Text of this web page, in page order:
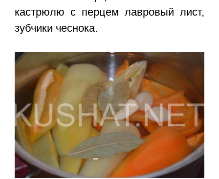
кастрюлю с перцем лавровый лист,
зубчики чеснока.